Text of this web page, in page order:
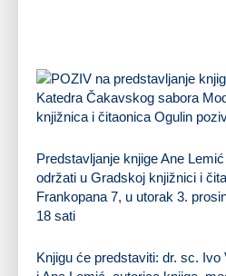
Katedra Čakavskog sabora
knjižnica i čitaonica Ogulin
Predstavljanje knjigeAne Lemić
održati u Gradskoj knjižnici i
Frankopana 7, u utorak 3.
18 sati
Knjigu će predstaviti: dr. sc. Ivo